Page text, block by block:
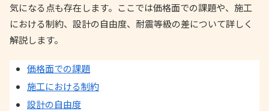
気になる点も存在します。ここでは価格面での課題や、施工
における制約、設計の自由度、耐震等級の差について詳しく
解説します。
価格面での課題
施工における制約
設計の自由度